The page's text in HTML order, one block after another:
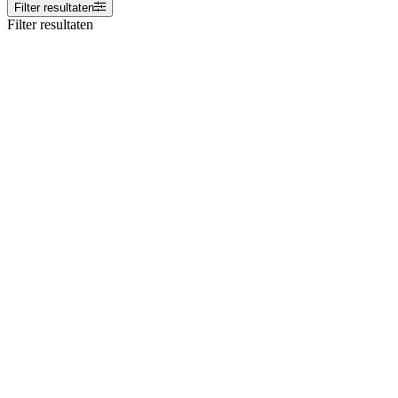
Filter resultaten
Filter resultaten